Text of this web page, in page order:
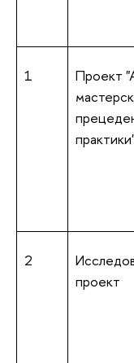
1
Проект
2
проект